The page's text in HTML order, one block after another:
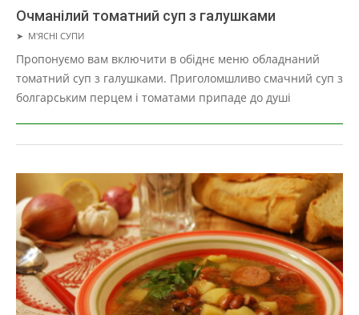
Очманілий томатний суп з галушками
2019-
03-
29
➤ М'ЯСНІ СУПИ
Пропонуємо вам включити в обіднє меню обладнаний
томатний суп з галушками. Приголомшливо смачний суп з
болгарським перцем і томатами припаде до душі